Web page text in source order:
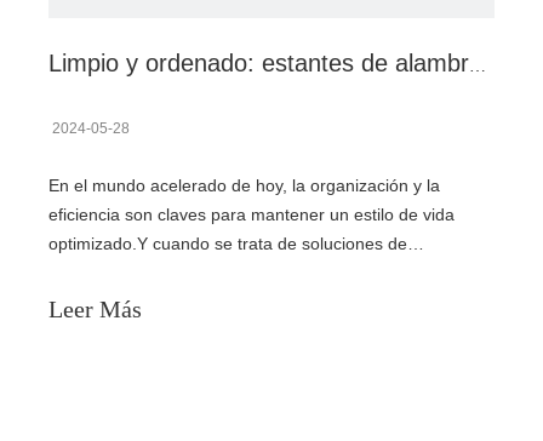
Limpio y ordenado: estantes de alambre para soluciones de almacenamiento optimizadas
2024-05-28
En el mundo acelerado de hoy, la organización y la
eficiencia son claves para mantener un estilo de vida
optimizado.Y cuando se trata de soluciones de
convertido en la mejor opción para quienes buscan un
Leer Más